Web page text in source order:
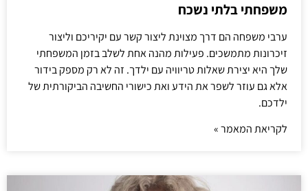
משפחתי בלתי נשכח
ערבי משפחה הם דרך מצוינת ליצור קשר עם יקיריכם וליצור
זיכרונות מתמשכים. פעילות מהנה אחת לשלב בזמן המשפחתי
שלך היא יצירת שאלות טריוויה עם ילדך. זה לא רק מספק בידור
אלא גם עוזר לשפר את הידע ואת כישורי החשיבה הביקורתית של
ילדכם.
לקריאת המאמר »